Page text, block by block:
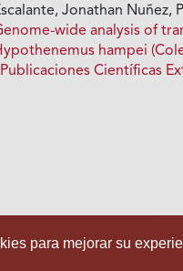
Jonathan Nuñez,
wide analysis of
hampei
Publicaciones Científicas
para mejorar su